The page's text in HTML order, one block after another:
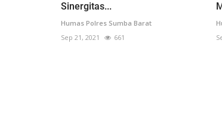
Sinergitas...
Humas Polres Sumba Barat
Sep 21, 2021
661